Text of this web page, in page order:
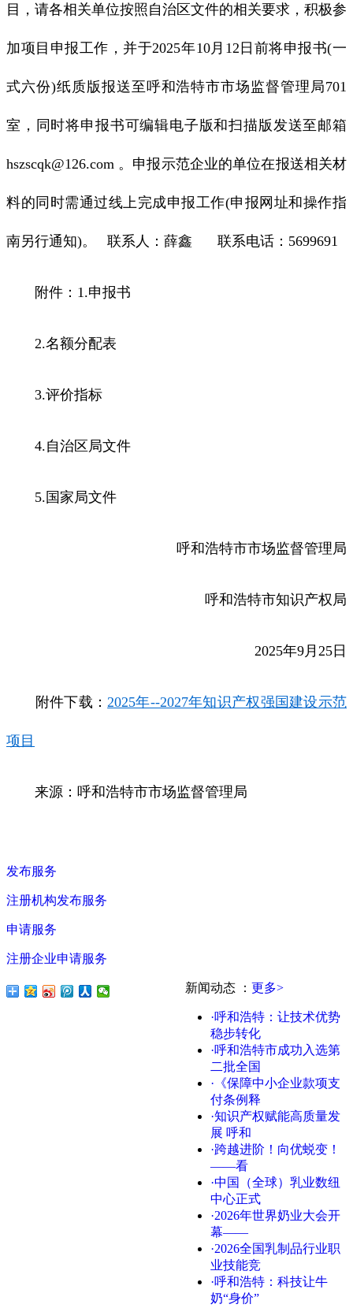
目，请各相关单位按照自治区文件的相关要求，积极参
加项目申报工作，并于2025年10月12日前将申报书(一
式六份)纸质版报送至呼和浩特市市场监督管理局701
室，同时将申报书可编辑电子版和扫描版发送至邮箱
hszscqk@126.com 。申报示范企业的单位在报送相关材
料的同时需通过线上完成申报工作(申报网址和操作指
南另行通知)。 联系人：薛鑫 联系电话：5699691
附件：1.申报书
2.名额分配表
3.评价指标
4.自治区局文件
5.国家局文件
呼和浩特市市场监督管理局
呼和浩特市知识产权局
2025年9月25日
附件下载： 2025年--2027年知识产权强国建设示范
项目
来源：呼和浩特市市场监督管理局
发布服务
注册机构发布服务
申请服务
注册企业申请服务
新闻动态 ： 更多>
·呼和浩特：让技术优势
稳步转化
·呼和浩特市成功入选第
二批全国
·《保障中小企业款项支
付条例释
·知识产权赋能高质量发
展 呼和
·跨越进阶！向优蜕变！
——看
·中国（全球）乳业数纽
中心正式
·2026年世界奶业大会开
幕——
·2026全国乳制品行业职
业技能竞
·呼和浩特：科技让牛
奶“身价”